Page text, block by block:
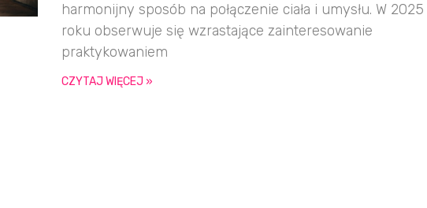
harmonijny sposób na połączenie ciała i umysłu. W 2025
roku obserwuje się wzrastające zainteresowanie
praktykowaniem
CZYTAJ WIĘCEJ »